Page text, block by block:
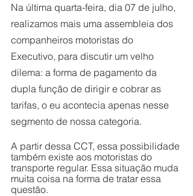
Na última quarta-feira, dia 07 de julho,
realizamos mais uma assembleia dos
companheiros motoristas do
Executivo, para discutir um velho
dilema: a forma de pagamento da
dupla função de dirigir e cobrar as
tarifas, o eu acontecia apenas nesse
segmento de nossa categoria.
A partir dessa CCT, essa possibilidade
também existe aos motoristas do
transporte regular. Essa situação muda
muita coisa na forma de tratar essa
questão.